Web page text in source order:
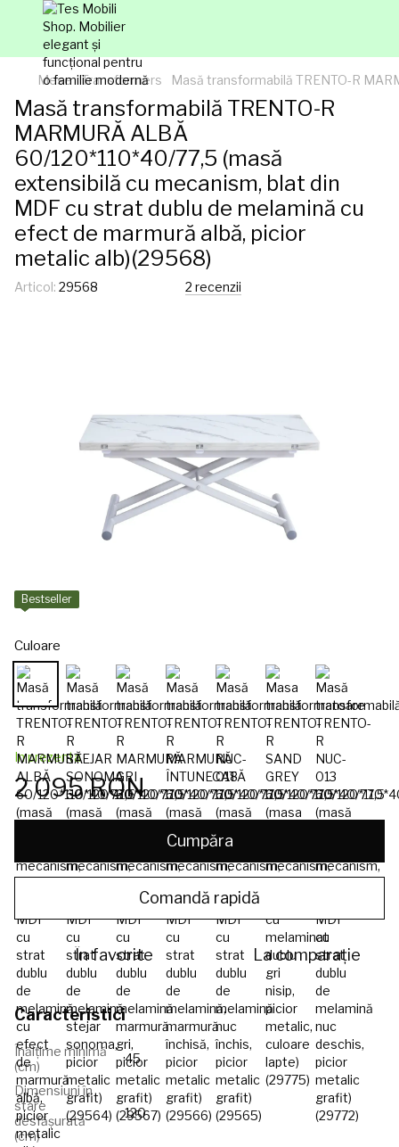
Mese Transformers Masă transformabilă TRENTO-R
Masă transformabilă TRENTO-R
MARMURĂ ALBĂ
60/120*110*40/77,5 (masă
extensibilă cu mecanism, blat din
MDF cu strat dublu de melamină cu
efect de marmură albă, picior
metalic alb)(29568)
Articol: 29568 2 recenzii
Bestseller
Culoare
In prezenta
2 095 RON
Cumpăra
Comandă rapidă
În favorite La comparație
Caracteristici
Înălțime minimă
(cm)
45
Dimensiuni în
stare
desfășurată
(cm)
120